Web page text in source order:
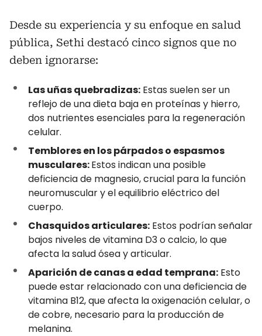
Desde su experiencia y su enfoque en salud
pública, Sethi destacó cinco signos que no
deben ignorarse:
Las uñas quebradizas: Estas suelen ser un
reflejo de una dieta baja en proteínas y hierro,
dos nutrientes esenciales para la regeneración
celular.
Temblores en los párpados o espasmos
musculares:Estos indican una posible
deficiencia de magnesio, crucial para la función
neuromuscular y el equilibrio eléctrico del
cuerpo.
Chasquidos articulares: Estos podrían señalar
bajos niveles de vitamina D3 o calcio, lo que
afecta la salud ósea y articular.
Aparición de canas a edad temprana: Esto
puede estar relacionado con una deficiencia de
vitamina B12, que afecta la oxigenación celular, o
de cobre, necesario para la producción de
melanina.